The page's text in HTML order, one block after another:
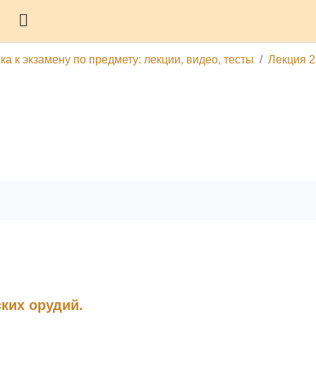
к экзамену по предмету: лекции, видео, тесты Лекция
орудий.